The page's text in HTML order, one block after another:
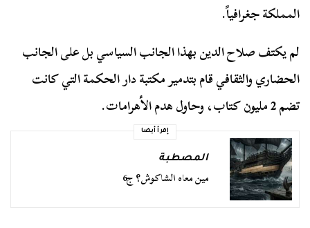
المملكة جغرافياً.
لم يكتف صلاح الدين بهذا الجانب السياسي بل على الجانب
الحضاري والثقافي قام بتدمير مكتبة دار الحكمة التي كانت
تضم 2 مليون كتاب، وحاول هدم الأهرامات.
إقرأ أيضا
المصطبة
مين معاه الشاكوش؟ ج6